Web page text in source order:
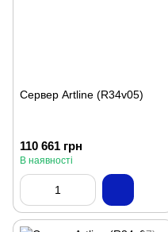
Сервер Artline (R34v05)
110 661 грн
В наявності